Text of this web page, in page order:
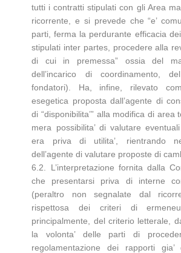
tutti i contratti stipulati con gli Area
ricorrente, e si prevede che “e’
parti, ferma la perdurante efficacia
stipulati inter partes, procedere alla
di cui in premessa” ossia del
dell’incarico di coordinamento,
fondatori). Ha, infine, rilevato
esegetica proposta dall’agente di
di “disponibilita’” alla modifica di area
mera possibilita’ di valutare
era priva di utilita’, rientrando
dell’agente di valutare proposte di
6.2. L’interpretazione fornita dalla
che presentarsi priva di interne
(peraltro non segnalate dal
rispettosa dei criteri di
principalmente, del criterio letterale,
la volonta’ delle parti di
regolamentazione dei rapporti